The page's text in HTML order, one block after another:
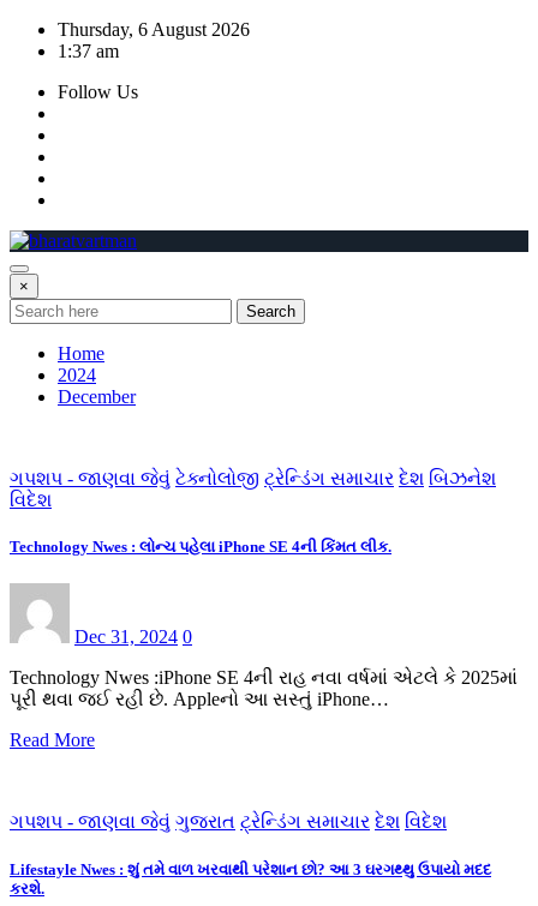
Skip
Thursday, 6 August 2026
1:37 am
Follow Us
×
Search
Home
2024
December
ગપશપ - જાણવા જેવું ટેક્નોલોજી ટ્રેન્ડિંગ સમાચાર દેશ બિઝનેશ
વિદેશ
Technology Nwes : લોન્ચ પહેલા iPhone SE 4ની કિંમત લીક.
Dec 31, 2024 0
Technology Nwes :iPhone SE 4ની રાહ નવા વર્ષમાં એટલે કે 2025માં
પૂરી થવા જઈ રહી છે. Appleનો આ સસ્તું iPhone…
Read More
ગપશપ - જાણવા જેવું ગુજરાત ટ્રેન્ડિંગ સમાચાર દેશ વિદેશ
Lifestayle Nwes : શું તમે વાળ ખરવાથી પરેશાન છો? આ 3 ઘરગથ્થુ ઉપાયો મદદ
કરશે.